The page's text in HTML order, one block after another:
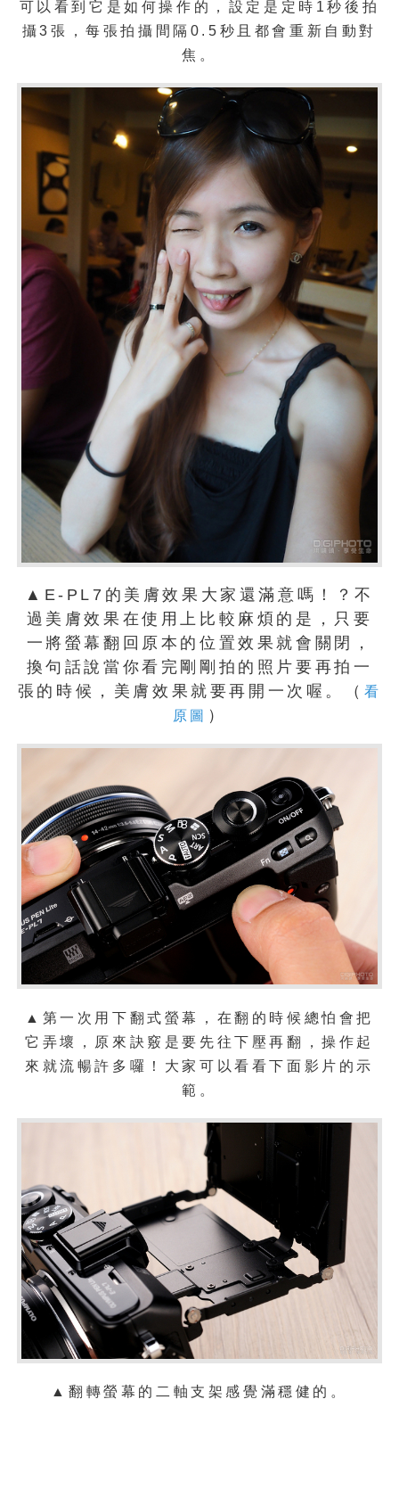
可以看到它是如何操作的，設定是定時1秒後拍
攝3張，每張拍攝間隔0.5秒且都會重新自動對
焦。
▲E-PL7的美膚效果大家還滿意嗎！？不
過美膚效果在使用上比較麻煩的是，只要
一將螢幕翻回原本的位置效果就會關閉，
換句話說當你看完剛剛拍的照片要再拍一
張的時候，美膚效果就要再開一次喔。（ 看
原圖 ）
▲第一次用下翻式螢幕，在翻的時候總怕會把
它弄壞，原來訣竅是要先往下壓再翻，操作起
來就流暢許多囉！大家可以看看下面影片的示
範。
▲翻轉螢幕的二軸支架感覺滿穩健的。